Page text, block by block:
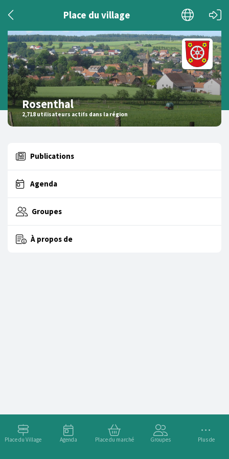
Place du village
Place du Village Agenda Place du marché Groupes Plus de
Rosenthal
2,718 utilisateurs actifs dans la région
Publications
Agenda
Groupes
À propos de